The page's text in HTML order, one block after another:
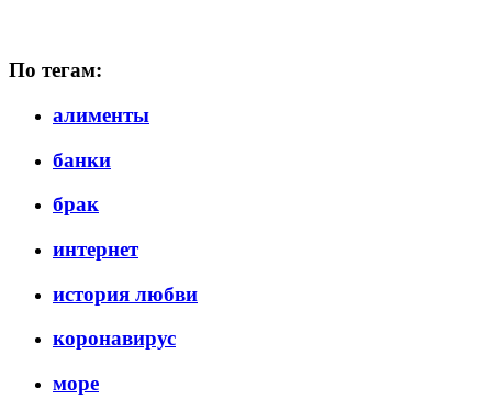
По тегам:
алименты
банки
брак
интернет
история любви
коронавирус
море